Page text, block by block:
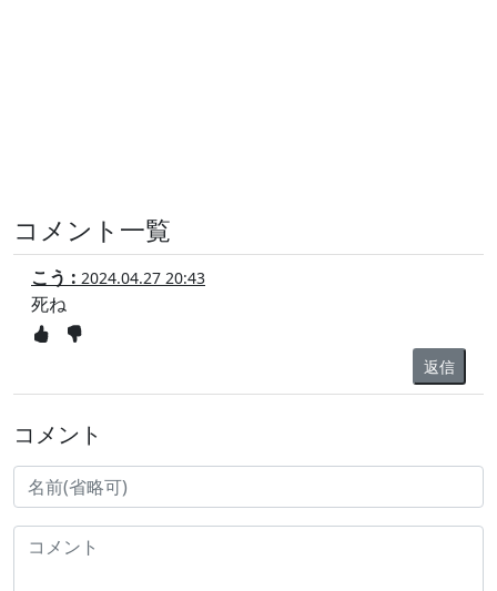
コメント一覧
こう : 2024.04.27 20:43
死ね
返信
コメント